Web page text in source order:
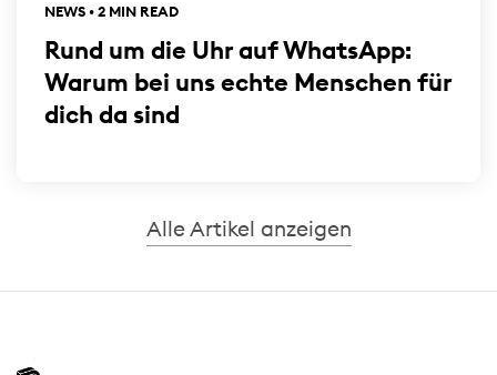
NEWS • 2 MIN READ
Rund um die Uhr auf WhatsApp:
Warum bei uns echte Menschen für
dich da sind
Alle Artikel anzeigen